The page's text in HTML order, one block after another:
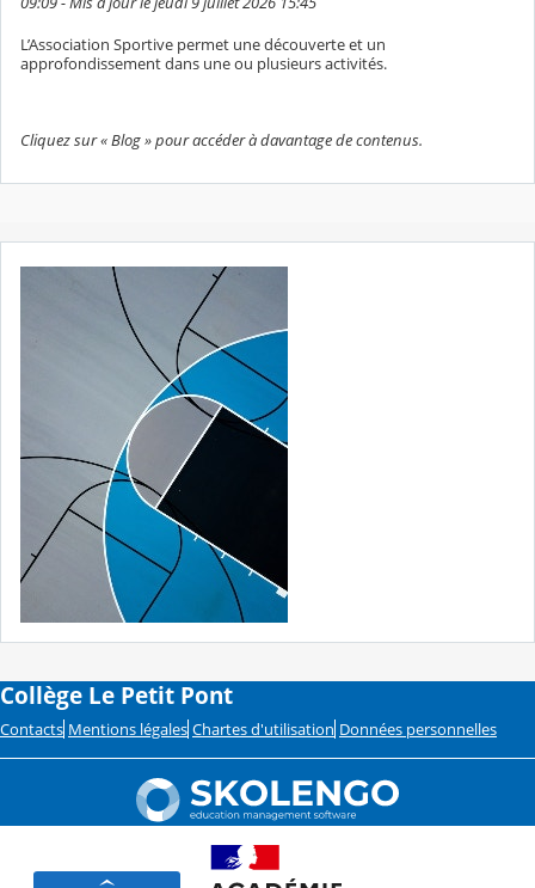
L’Association Sportive permet une découverte et un
approfondissement dans une ou plusieurs activités.
Cliquez sur « Blog » pour accéder à davantage de contenus.
Collège Le Petit Pont
Contacts Mentions légales Chartes d'utilisation Données personnelles